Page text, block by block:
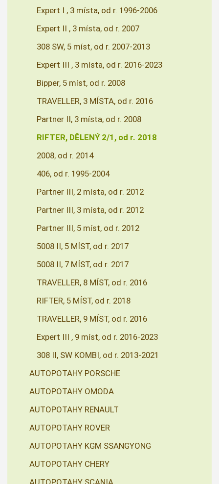
Expert I , 3 místa, od r. 1996-2006
Expert II , 3 místa, od r. 2007
308 SW, 5 míst, od r. 2007-2013
Expert III , 3 místa, od r. 2016-2023
Bipper, 5 míst, od r. 2008
TRAVELLER, 3 MÍSTA, od r. 2016
Partner II, 3 místa, od r. 2008
RIFTER, DĚLENÝ 2/1, od r. 2018
2008, od r. 2014
406, od r. 1995-2004
Partner III, 2 místa, od r. 2012
Partner III, 3 místa, od r. 2012
Partner III, 5 míst, od r. 2012
5008 II, 5 MÍST, od r. 2017
5008 II, 7 MÍST, od r. 2017
TRAVELLER, 8 MÍST, od r. 2016
RIFTER, 5 MÍST, od r. 2018
TRAVELLER, 9 MÍST, od r. 2016
Expert III , 9 míst, od r. 2016-2023
308 II, SW KOMBI, od r. 2013-2021
AUTOPOTAHY PORSCHE
AUTOPOTAHY OMODA
AUTOPOTAHY RENAULT
AUTOPOTAHY ROVER
AUTOPOTAHY KGM SSANGYONG
AUTOPOTAHY CHERY